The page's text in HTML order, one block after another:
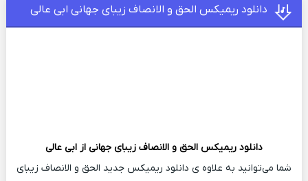
دانلود ریمیکس الحق و الانصاف زیبای جهانی ابی عالی
دانلود ریمیکس الحق و الانصاف زیبای جهانی از ابی عالی
شما می‌توانید به علاوه ی دانلود ریمیکس جدید الحق و الانصاف زیبای